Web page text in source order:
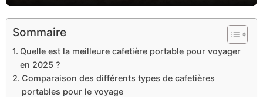
Sommaire
Quelle est la meilleure cafetière portable pour voyager
en 2025 ?
Comparaison des différents types de cafetières
portables pour le voyage